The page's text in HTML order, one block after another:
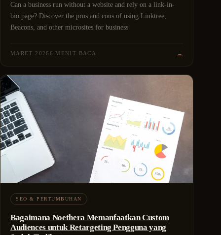
Can a business run without a website and rely on a link-in-
bio page? Discover the pros and cons of using Linktree,
Beacons, and other microsites for business
MARET 2026 6 MENIT BACA →
SEO & PERTUMBUHAN
Bagaimana Noethera Memanfaatkan Custom
Audiences untuk Retargeting Pengguna yang